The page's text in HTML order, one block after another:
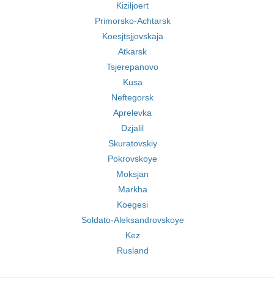
Kiziljoert
Primorsko-Achtarsk
Koesjtsjjovskaja
Atkarsk
Tsjerepanovo
Kusa
Neftegorsk
Aprelevka
Dzjalil
Skuratovskiy
Pokrovskoye
Moksjan
Markha
Koegesi
Soldato-Aleksandrovskoye
Kez
Rusland